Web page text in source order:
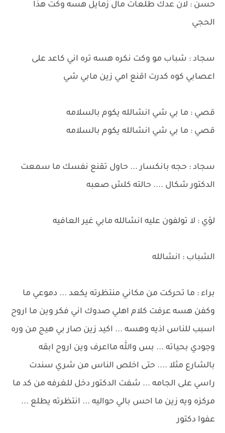
حسن : لان عدك طلعات مال زمايل هسه وكت هذا
الحجي
سجاد : شباب مو وكت نكره هسه تره اني كاعد على
اعصابي كوه كدرت اقنع امي زين مابي شي
قصي : ما بي شي انشالله يكوم بالسلامه
قصي : ما بي شي انشالله يكوم بالسلامه
سجاد : حجه بانكسار ... حاول تقنع نفسك ما سمعت
الدكتور شكال .... حالته كلش صعبه
لؤي : لا تولفون عليه انشالله مابي غير العافيه
الشباب : انشالله
براء : ما تحركت من مكاني منتظرته يكعد ... دموعي ما
وكفن هسه عرفت كلام اهلي صدوك اني فكر وين ما اروح
اسبب للناس اذيه وهسه ... اكيد زين صار بي هيج من وره
وجودي بحياته ... بس والله مااعرف وين اروح ابقه
بالشارع مثلا .... حتى اخلص الناس من شري سندت
راسي على الجامه ... شفت الدكتور دخل للغرفه من كد ما
مركزه ويه زين ما احس بالي حواليه ... انتظرته يطلع ...
عفوا دكتور